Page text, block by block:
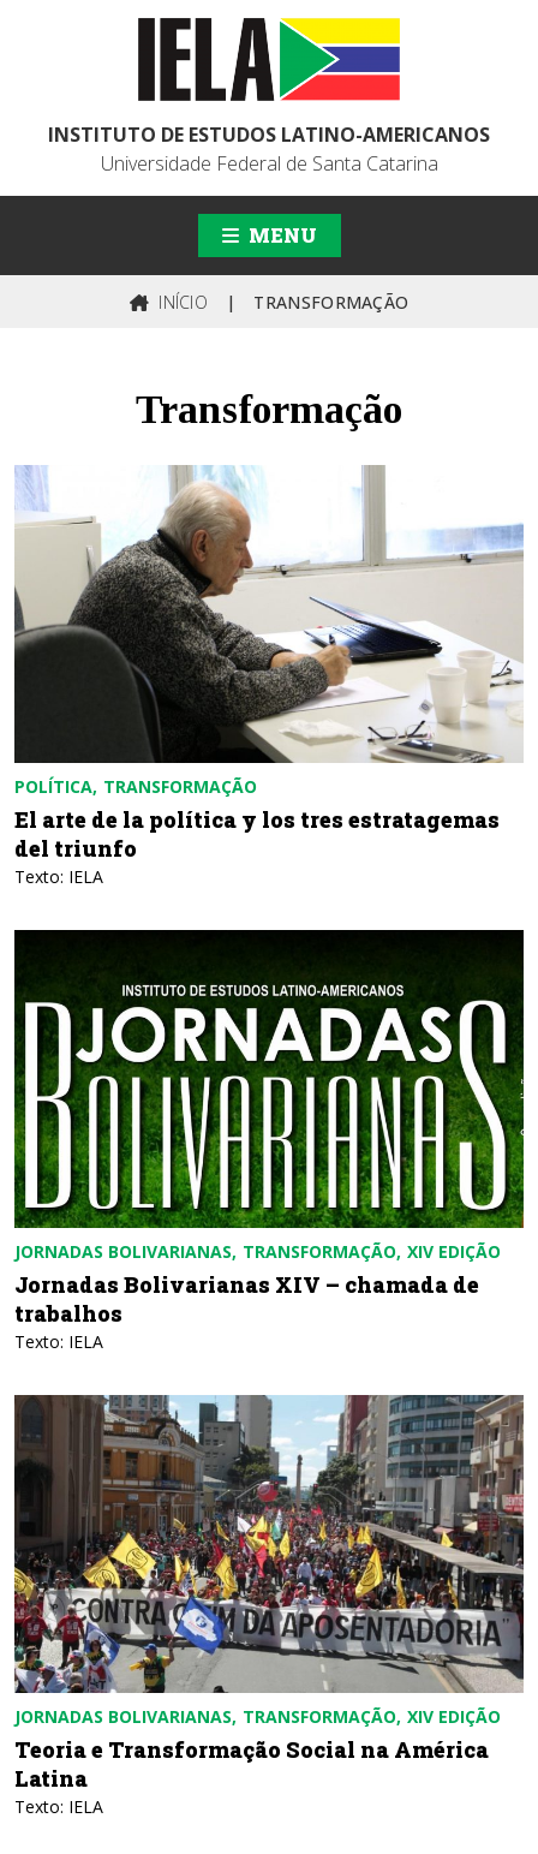
INSTITUTO DE ESTUDOS LATINO-AMERICANOS
Universidade Federal de Santa Catarina
MENU
INÍCIO | TRANSFORMAÇÃO
Transformação
POLÍTICA TRANSFORMAÇÃO
El arte de la política y los tres estratagemas
del triunfo
Texto: IELA
JORNADAS BOLIVARIANAS TRANSFORMAÇÃO XIV EDIÇÃO
Jornadas Bolivarianas XIV – chamada de
trabalhos
Texto: IELA
JORNADAS BOLIVARIANAS TRANSFORMAÇÃO XIV EDIÇÃO
Teoria e Transformação Social na América
Latina
Texto: IELA